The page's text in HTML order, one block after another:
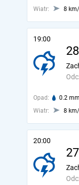
Wiatr:
8
19:00
Opad: 0.2 mm
Wiatr:
8
20:00